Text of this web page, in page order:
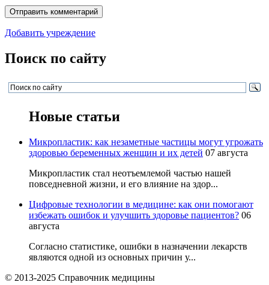
Добавить учреждение
Поиск по сайту
Новые статьи
Микропластик: как незаметные частицы могут угрожать
здоровью беременных женщин и их детей 07 августа
Микропластик стал неотъемлемой частью нашей
повседневной жизни, и его влияние на здор...
Цифровые технологии в медицине: как они помогают
избежать ошибок и улучшить здоровье пациентов? 06
августа
Согласно статистике, ошибки в назначении лекарств
являются одной из основных причин у...
© 2013-2025 Справочник медицины